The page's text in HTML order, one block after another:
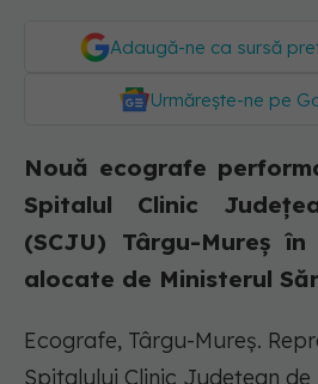
Adaugă-ne ca sursă
Urmărește-ne pe
Nouă ecografe
Spitalul Clinic
(SCJU) Târgu-Mureş
alocate de Ministerul
Ecografe, Târgu-Mureș.
Spitalului Clinic Județean